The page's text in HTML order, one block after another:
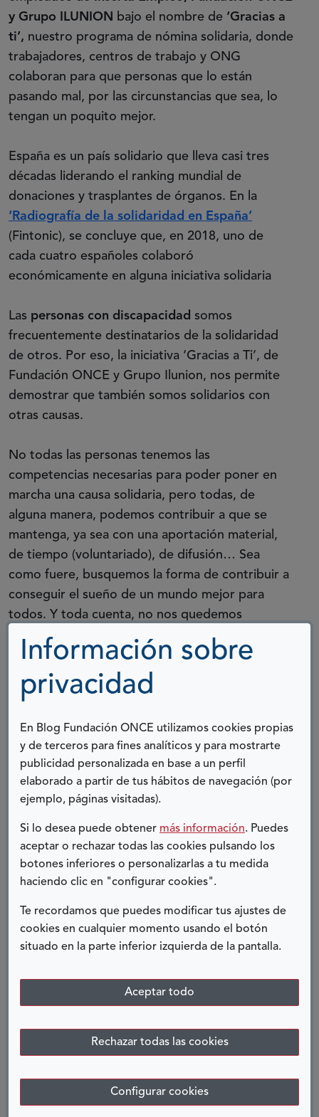
Información sobre
privacidad
En Blog Fundación ONCE utilizamos cookies propias
y de terceros para fines analíticos y para mostrarte
publicidad personalizada en base a un perfil
elaborado a partir de tus hábitos de navegación (por
ejemplo, páginas visitadas).
Si lo desea puede obtener más información. Puedes
aceptar o rechazar todas las cookies pulsando los
botones inferiores o personalizarlas a tu medida
haciendo clic en "configurar cookies".
Te recordamos que puedes modificar tus ajustes de
cookies en cualquier momento usando el botón
situado en la parte inferior izquierda de la pantalla.
Aceptar todo
Rechazar todas las cookies
Configurar cookies
y Grupo ILUNION
bajo el nombre de ‘Gracias a
ti’, nuestro programa de nómina solidaria, donde
trabajadores, centros de trabajo y ONG
colaboran para que personas que lo están
pasando mal, por las circunstancias que sea, lo
tengan un poquito mejor.
España es un país solidario que lleva casi tres
décadas liderando el ranking mundial de
donaciones y trasplantes de órganos. En la
‘Radiografía de la solidaridad en España’
(Fintonic), se concluye que, en 2018, uno de
cada cuatro españoles colaboró
económicamente en alguna iniciativa solidaria
Las personas con discapacidad somos
frecuentemente destinatarios de la solidaridad
de otros. Por eso, la iniciativa ‘Gracias a Ti’, de
Fundación ONCE y Grupo Ilunion, nos permite
demostrar que también somos solidarios con
otras causas.
No todas las personas tenemos las
competencias necesarias para poder poner en
marcha una causa solidaria, pero todas, de
alguna manera, podemos contribuir a que se
mantenga, ya sea con una aportación material,
de tiempo (voluntariado), de difusión… Sea
como fuere, busquemos la forma de contribuir a
conseguir el sueño de un mundo mejor para
todos. Y toda cuenta, no nos quedemos
esperando que naciones, organizaciones
internacionales o grandes líderes actúen, cada
uno/a de nosotros/as podemos y debemos
aportar nuestro granito de arena.
El único problema que vas a tener cuando des el
paso será elegir el camino, porque
alternativas, tantas causas por las que vale la
pena movilizarse que te costará decidir.
Gloria Sánchez del Saz,
Cambio en Inserta Empleo
y participante en ‘Gracias a ti’
Twitter
Facebook
LinkedIn
Telegram
ENTRADAS RELACIONADAS